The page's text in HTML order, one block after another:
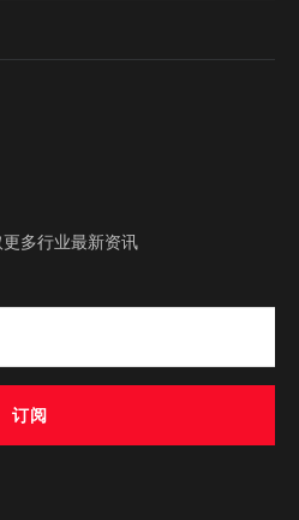
多行业最新资讯
订阅